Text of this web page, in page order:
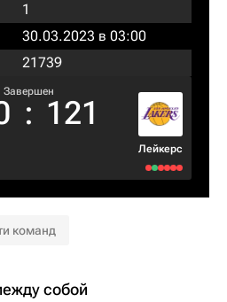
1
30.03.2023 в 03:00
21739
Завершен
: 121
Лейкерс
команд
собой